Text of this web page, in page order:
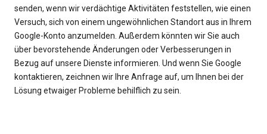
senden, wenn wir verdächtige Aktivitäten feststellen, wie einen
Versuch, sich von einem ungewöhnlichen Standort aus in Ihrem
Google-Konto anzumelden. Außerdem könnten wir Sie auch
über bevorstehende Änderungen oder Verbesserungen in
Bezug auf unsere Dienste informieren. Und wenn Sie Google
kontaktieren, zeichnen wir Ihre Anfrage auf, um Ihnen bei der
Lösung etwaiger Probleme behilflich zu sein.